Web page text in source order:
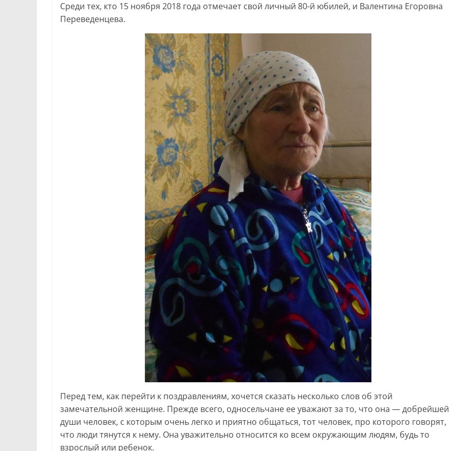
Среди тех, кто 15 ноября 2018 года отмечает свой личный 80-й юбилей, и Валентина Егоровна
Переведенцева.
Перед тем, как перейти к поздравлениям, хочется сказать несколько слов об этой
замечательной женщине. Прежде всего, односельчане ее уважают за то, что она — добрейшей
души человек, с которым очень легко и приятно общаться, тот человек, про которого говорят,
что люди тянутся к нему. Она уважительно относится ко всем окружающим людям, будь то
взрослый или ребенок.